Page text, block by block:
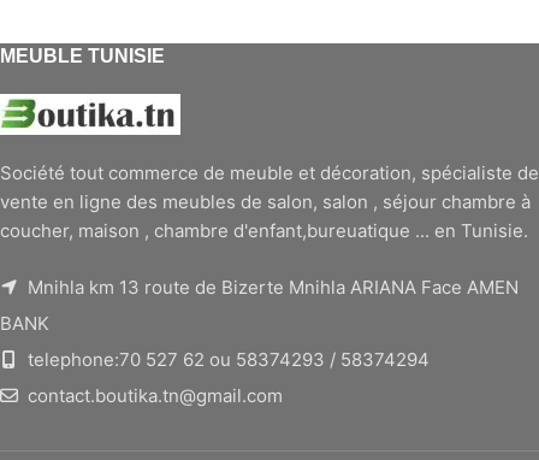
MEUBLE TUNISIE
Société tout commerce de meuble et décoration, spécialiste de
vente en ligne des meubles de salon, salon , séjour chambre à
coucher, maison , chambre d'enfant,bureuatique ... en Tunisie.
Mnihla km 13 route de Bizerte Mnihla ARIANA Face AMEN
BANK
telephone:70 527 62 ou 58374293 / 58374294
contact.boutika.tn@gmail.com